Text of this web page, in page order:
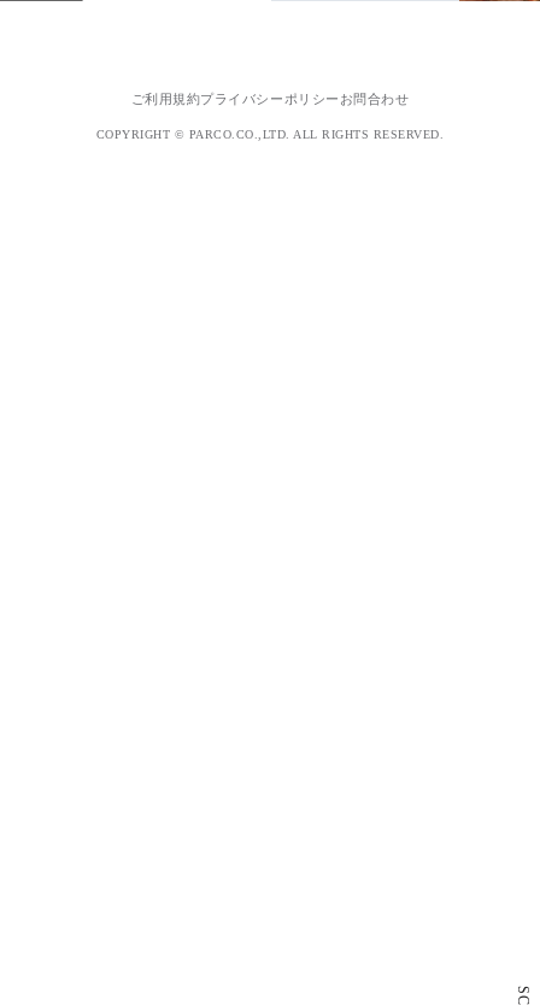
ご利用規約プライバシーポリシー お問合わせ
COPYRIGHT © PARCO.CO.,LTD. ALL RIGHTS RESERVED.